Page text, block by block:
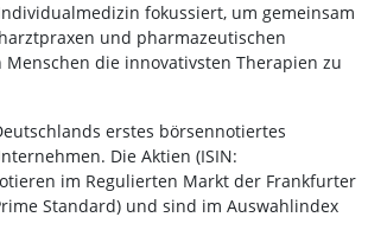
fokussiert, um gemeinsam
und pharmazeutischen
die innovativsten Therapien zu
erstes börsennotiertes
Die Aktien (ISIN:
im Regulierten Markt der Frankfurter
Standard) und sind im Auswahlindex